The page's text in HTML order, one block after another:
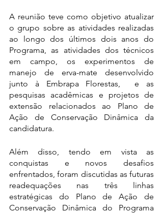
A reunião teve como objetivo atualizar
o grupo sobre as atividades realizadas
ao longo dos últimos dois anos do
Programa, as atividades dos técnicos
em campo, os experimentos de
manejo de erva-mate desenvolvido
junto à Embrapa Florestas,  e as
pesquisas acadêmicas e projetos de
extensão relacionados ao Plano de
Ação de Conservação Dinâmica da
candidatura.
Além disso, tendo em vista as
conquistas e novos desafios
enfrentados, foram discutidas as futuras
readequações nas três linhas
estratégicas do Plano de Ação de
Conservação Dinâmica do Programa